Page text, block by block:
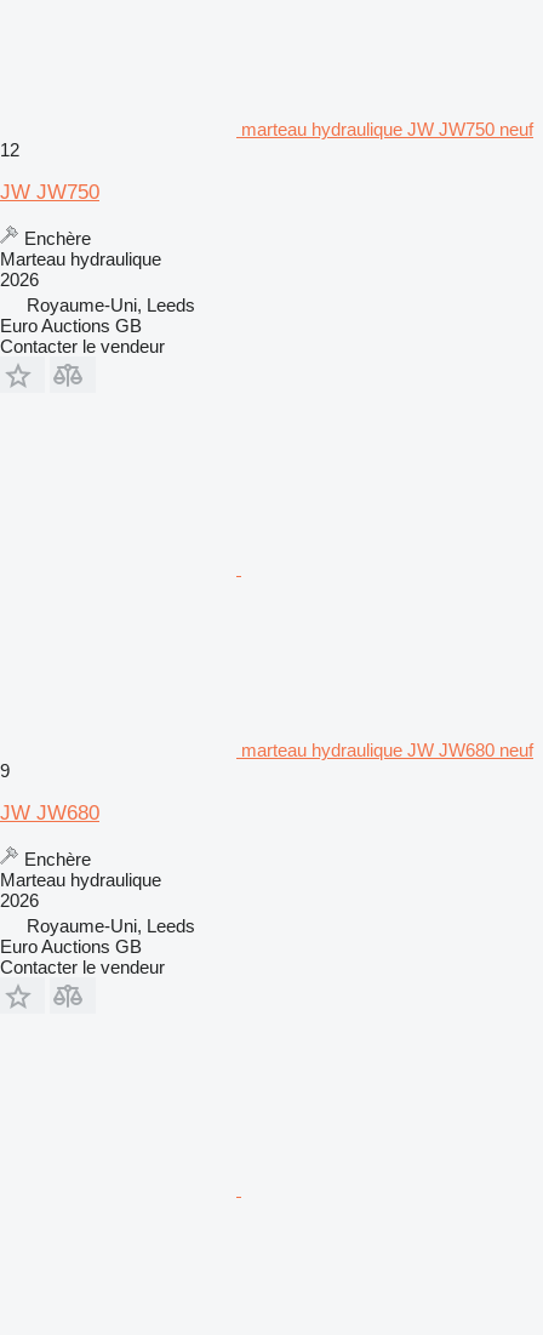
marteau hydraulique JW JW750 neuf
12
JW JW750
Enchère
Marteau hydraulique
2026
Royaume-Uni, Leeds
Euro Auctions GB
Contacter le vendeur
marteau hydraulique JW JW680 neuf
9
JW JW680
Enchère
Marteau hydraulique
2026
Royaume-Uni, Leeds
Euro Auctions GB
Contacter le vendeur